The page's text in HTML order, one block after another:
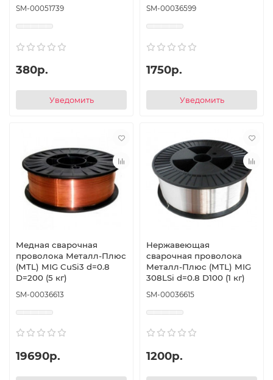
SM-00051739
380р.
Уведомить
SM-00036599
1750р.
Уведомить
Медная сварочная
проволока Металл-Плюс
(MTL) MIG CuSi3 d=0.8
D=200 (5 кг)
SM-00036613
19690р.
Нержавеющая
сварочная проволока
Металл-Плюс (MTL) MIG
308LSi d=0.8 D100 (1 кг)
SM-00036615
1200р.